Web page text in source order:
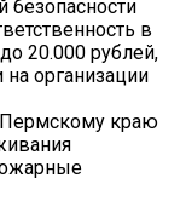
безопасности
в
20.000 рублей,
организации
краю